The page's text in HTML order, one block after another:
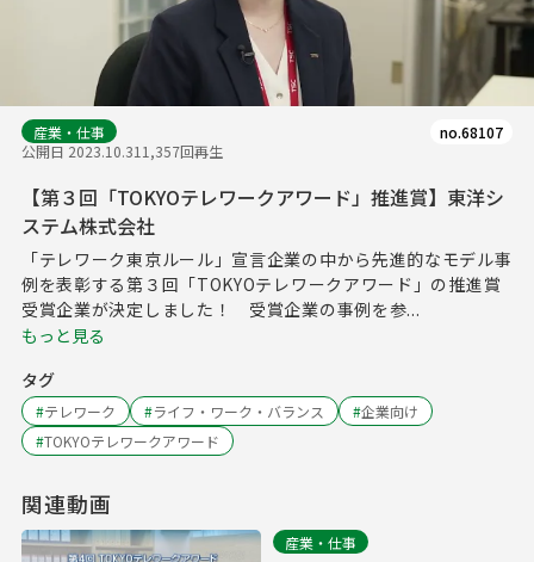
産業・仕事
公開日 2023.10.311,357回再生
no.68107
【第３回「TOKYOテレワークアワード」推進賞】東洋シ
ステム株式会社
「テレワーク東京ルール」宣言企業の中から先進的なモデル事
例を表彰する第３回「TOKYOテレワークアワード」の推進賞
受賞企業が決定しました！ 受賞企業の事例を参...
もっと見る
タグ
#テレワーク #ライフ・ワーク・バランス #企業向け
#TOKYOテレワークアワード
関連動画
産業・仕事